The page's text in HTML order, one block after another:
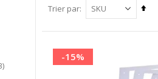
Trier par
-15%
items